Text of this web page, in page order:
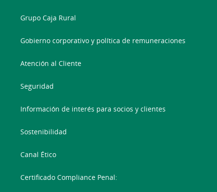
Grupo Caja Rural
Gobierno corporativo y política de remuneraciones
Atención al Cliente
Seguridad
Información de interés para socios y clientes
Sostenibilidad
Canal Ético
Certificado Compliance Penal: